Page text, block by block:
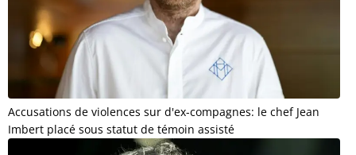
Accusations de violences sur d'ex-compagnes: le chef Jean
Imbert placé sous statut de témoin assisté